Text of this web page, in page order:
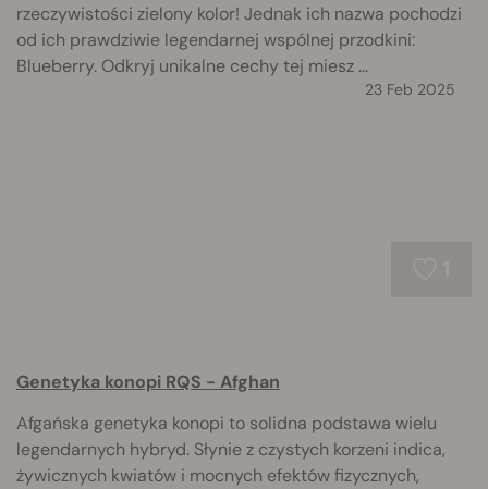
rzeczywistości zielony kolor! Jednak ich nazwa pochodzi
od ich prawdziwie legendarnej wspólnej przodkini:
Blueberry. Odkryj unikalne cechy tej miesz ...
23 Feb 2025
Genetyka konopi RQS - Afghan
Afgańska genetyka konopi to solidna podstawa wielu
legendarnych hybryd. Słynie z czystych korzeni indica,
żywicznych kwiatów i mocnych efektów fizycznych,